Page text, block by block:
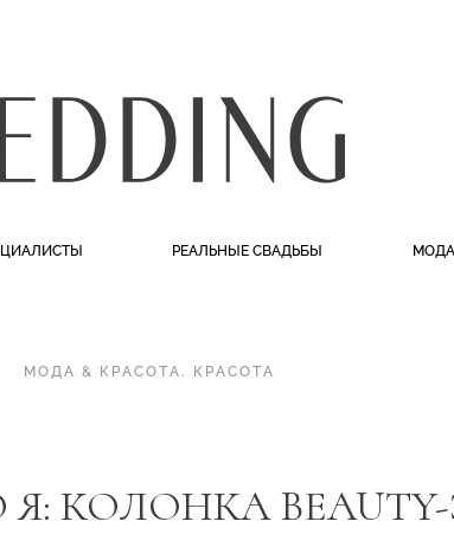
РЕАЛЬНЫЕ СВАДЬБЫ
МОДА & КРАСОТА. КРАСОТА
КОЛОНКА